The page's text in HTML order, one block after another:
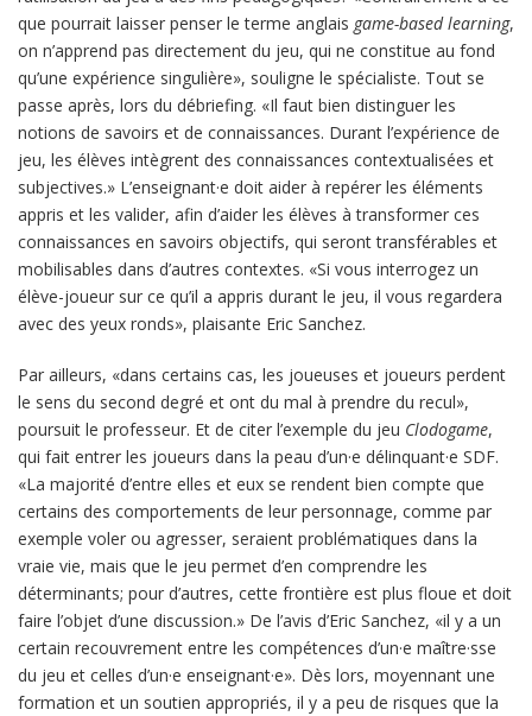
que pourrait laisser penser le terme anglais game-based learning,
on n’apprend pas directement du jeu, qui ne constitue au fond
qu’une expérience singulière», souligne le spécialiste. Tout se
passe après, lors du débriefing. «Il faut bien distinguer les
notions de savoirs et de connaissances. Durant l’expérience de
jeu, les élèves intègrent des connaissances contextualisées et
subjectives.» L’enseignant·e doit aider à repérer les éléments
appris et les valider, afin d’aider les élèves à transformer ces
connaissances en savoirs objectifs, qui seront transférables et
mobilisables dans d’autres contextes. «Si vous interrogez un
élève-joueur sur ce qu’il a appris durant le jeu, il vous regardera
avec des yeux ronds», plaisante Eric Sanchez.
Par ailleurs, «dans certains cas, les joueuses et joueurs perdent
le sens du second degré et ont du mal à prendre du recul»,
poursuit le professeur. Et de citer l’exemple du jeu Clodogame,
qui fait entrer les joueurs dans la peau d’un·e délinquant·e SDF.
«La majorité d’entre elles et eux se rendent bien compte que
certains des comportements de leur personnage, comme par
exemple voler ou agresser, seraient problématiques dans la
vraie vie, mais que le jeu permet d’en comprendre les
déterminants; pour d’autres, cette frontière est plus floue et doit
faire l’objet d’une discussion.» De l’avis d’Eric Sanchez, «il y a un
certain recouvrement entre les compétences d’un·e maître·sse
du jeu et celles d’un·e enseignant·e». Dès lors, moyennant une
formation et un soutien appropriés, il y a peu de risques que la